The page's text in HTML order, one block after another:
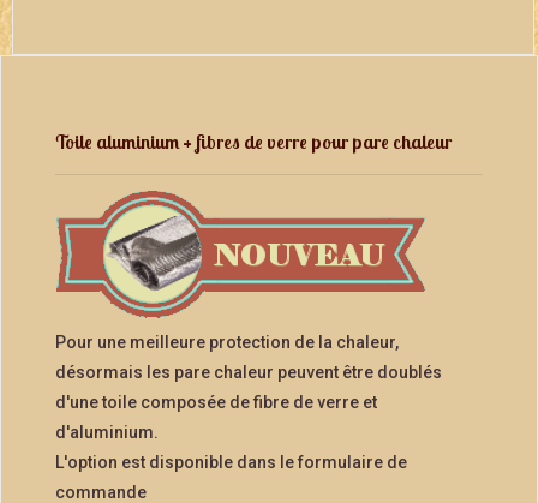
Toile aluminium + fibres de verre pour pare chaleur
Pour une meilleure protection de la chaleur,
désormais les pare chaleur peuvent être doublés
d'une toile composée de fibre de verre et
d'aluminium.
L'option est disponible dans le formulaire de
commande